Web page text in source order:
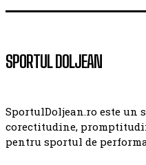
SPORTUL DOLJEAN
SportulDoljean.ro este
corectitudine,
pentru sportul de